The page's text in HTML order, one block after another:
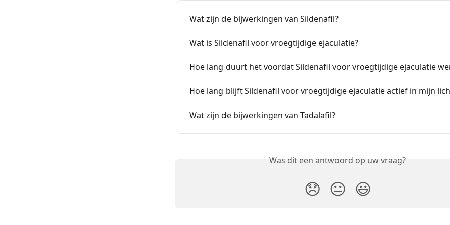
Wat zijn de bijwerkingen van Sildenafil?
Wat is Sildenafil voor vroegtijdige ejaculatie?
Hoe lang duurt het voordat Sildenafil voor vroegtijdige ejaculatie
Hoe lang blijft Sildenafil voor vroegtijdige ejaculatie actief in mijn
Wat zijn de bijwerkingen van Tadalafil?
Was dit een antwoord op uw vraag?
😞 😐 😃